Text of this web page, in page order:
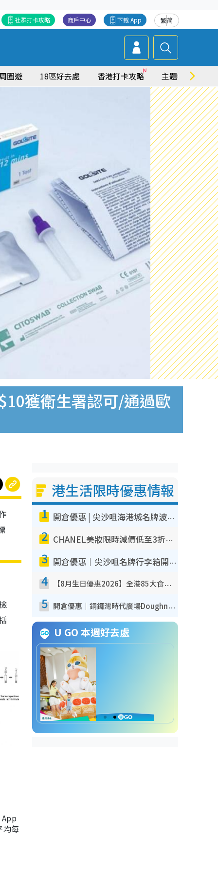
繁简
下載 App
商戶中心
社群打卡攻略
圍遊 18區好去處 香港打卡攻略 主題特集
獲衛生署認可/通過歐
均每
港生活限時優惠情報
1 開倉優惠 | 尖沙咀海港城名牌波鞋開倉低至1折！On鞋$899起／Joy&Peace鞋履$98起
2 CHANEL美妝限時減價低至3折！人氣粉底/唇膏/精華液低至$275！COCO香水都有平
3 開倉優惠｜尖沙咀名牌行李箱開倉低至4折！一連5日 American Tourister/ace./Hallmark $200起！
4 【8月生日優惠2026】全港85大食買玩著數攻略 自助餐/火鍋放題同行免費＋誠品/DONKI送現金券
5 開倉優惠｜銅鑼灣時代廣場Doughnut/Campo Marzio開倉低至1折！背囊、書包、手袋劈價$200起
U GO 本週好去處